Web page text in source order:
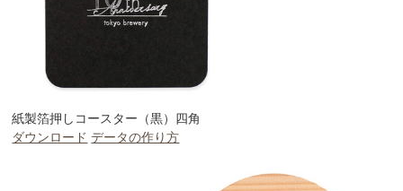
紙製箔押しコースター（黒）四角
ダウンロード データの作り方